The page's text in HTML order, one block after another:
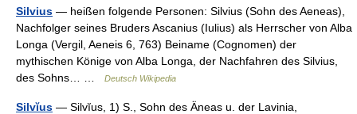
Silvius — heißen folgende Personen: Silvius (Sohn des Aeneas),
Nachfolger seines Bruders Ascanius (Iulius) als Herrscher von Alba
Longa (Vergil, Aeneis 6, 763) Beiname (Cognomen) der
mythischen Könige von Alba Longa, der Nachfahren des Silvius,
des Sohns… …
Deutsch Wikipedia
Silvĭus — Silvĭus, 1) S., Sohn des Äneas u. der Lavinia,